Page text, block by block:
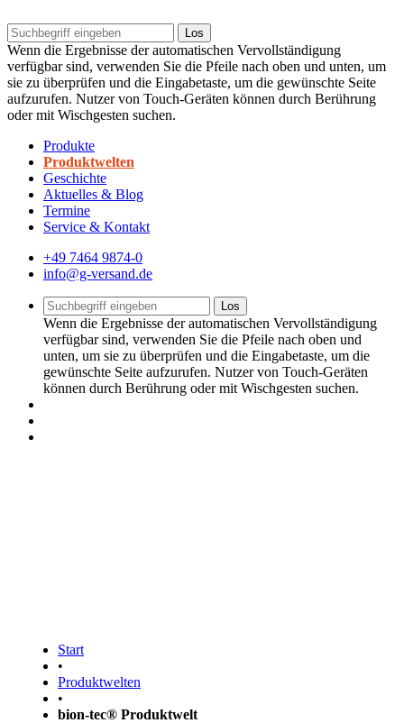
Los
Wenn die Ergebnisse der automatischen Vervollständigung
verfügbar sind, verwenden Sie die Pfeile nach oben und unten, um
sie zu überprüfen und die Eingabetaste, um die gewünschte Seite
aufzurufen. Nutzer von Touch-Geräten können durch Berührung
oder mit Wischgesten suchen.
Produkte
Produktwelten
Geschichte
Aktuelles & Blog
Termine
Service & Kontakt
+49 7464 9874-0
info@g-versand.de
Los
Wenn die Ergebnisse der automatischen Vervollständigung
verfügbar sind, verwenden Sie die Pfeile nach oben und
unten, um sie zu überprüfen und die Eingabetaste, um die
gewünschte Seite aufzurufen. Nutzer von Touch-Geräten
können durch Berührung oder mit Wischgesten suchen.
Start
•
Produktwelten
•
bion-tec® Produktwelt